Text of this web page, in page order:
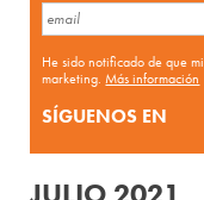
He sido notificado de que
marketing.Más información
SÍGUENOS EN